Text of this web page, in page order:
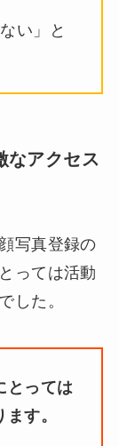
い」と
なアクセス
写真登録の
っては活動
した。
とっては
す。